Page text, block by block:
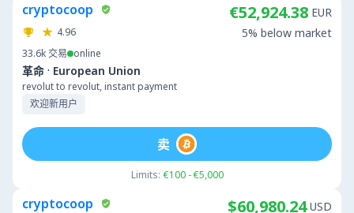
cryptocoop
4.96
33.6k交易 online
革命 · European Union
revolut to revolut, instant payment
欢迎新用户
€52,924.38 EUR
5% below market
Limits: €100 - €5,000
卖
cryptocoop $60,980.24 USD